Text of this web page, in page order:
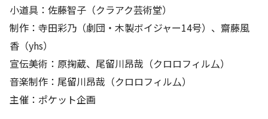
小道具：佐藤智子（クラアク芸術堂）
制作：寺田彩乃（劇団・木製ボイジャー14号）、齋藤風
香（yhs）
宣伝美術：原掬蔵、尾留川昂哉（クロロフィル厶）
音楽制作：尾留川昂哉（クロロフィル厶）
主催：ポケット企画